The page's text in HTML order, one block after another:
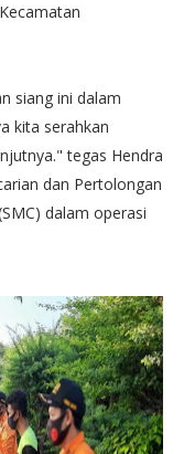
siang ini dalam
kita serahkan
tegas Hendra
dan Pertolongan
dalam operasi